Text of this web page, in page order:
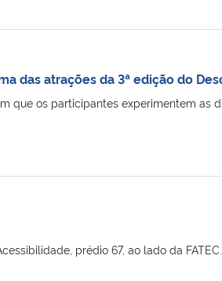
das atrações da 3ª edição do
que os participantes experimentem as
prédio 67, ao lado da